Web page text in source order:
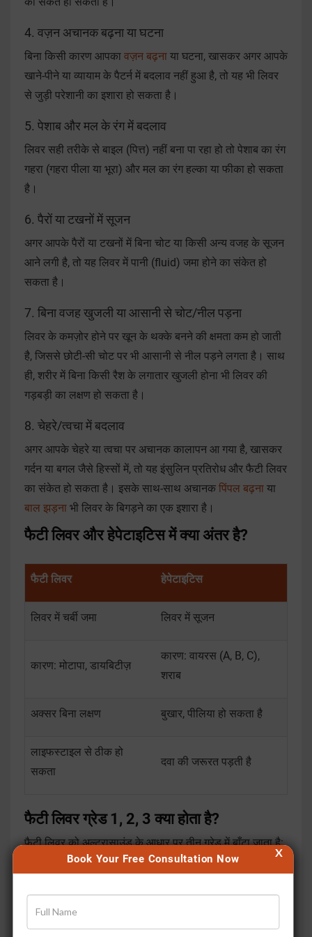
Book Your Free Consultation Now X
4. वज़न अचानक बढ़ना या घटना
बिना किसी कारण आपका वज़न बढ़ना या घटना, खासकर अगर आपके
खाने-पीने या व्यायाम के पैटर्न में बदलाव नहीं हुआ है, तो यह भी लिवर
से जुड़ी परेशानी का इशारा हो सकता है।
5. पेशाब और मल के रंग में बदलाव
लिवर सही तरीके से बाइल (पित्त) नहीं बना पा रहा हो तो पेशाब का रंग
गहरा (गहरा पीला या भूरा) और मल का रंग हल्का या फीका हो सकता
है।
6. पैरों या टखनों में सूजन
अगर आपके पैरों या टखनों में बिना चोट या किसी अन्य वजह के सूजन
आने लगी है, तो यह लिवर में पानी (fluid) जमा होने का संकेत हो
सकता है।
7. बिना वजह खुजली या आसानी से चोट/नील पड़ना
लिवर के कमज़ोर होने पर खून के थक्के बनने की क्षमता कम हो जाती
है, जिससे छोटी-सी चोट पर भी आसानी से नील पड़ने लगता है। साथ
ही, शरीर में बिना किसी रैश के लगातार खुजली होना भी लिवर की
गड़बड़ी का लक्षण हो सकता है।
8. चेहरे/त्वचा में बदलाव
अगर आपके चेहरे या त्वचा पर अचानक कालापन आ गया है, खासकर
गर्दन या बगल जैसे हिस्सों में, तो यह इंसुलिन प्रतिरोध और फैटी लिवर
का संकेत हो सकता है। इसके साथ-साथ अचानक पिंपल बढ़ना या
बाल झड़ना भी लिवर के बिगड़ने का एक इशारा है।
फैटी लिवर और हेपेटाइटिस में क्या अंतर है?
फैटी लिवर हेपेटाइटिस
लिवर में चर्बी जमा लिवर में सूजन
कारण: मोटापा, डायबिटीज़
कारण: वायरस (A, B, C),
शराब
अक्सर बिना लक्षण बुखार, पीलिया हो सकता है
लाइफस्टाइल से ठीक हो
सकता
दवा की जरूरत पड़ती है
फैटी लिवर ग्रेड 1, 2, 3 क्या होता है?
फैटी लिवर को अल्ट्रासाउंड के आधार पर तीन ग्रेड में बाँटा जाता है:
ग्रेड 2 (मॉडरेट)– चर्बी अधिक, लिवर थोड़ा बढ़ सकता है
ग्रेड 3 (सीवियर)